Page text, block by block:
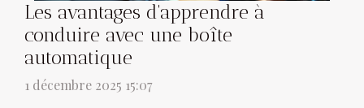
Les avantages d'apprendre à
conduire avec une boîte
automatique
1 décembre 2025 15:07